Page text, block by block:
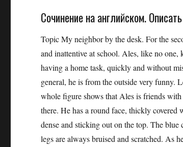
Сочинение на английском.
Topic My neighbor by the desk. For the
and inattentive at school. Ales, like no
having a home task, quickly and without
general, he is from the outside very funny.
whole figure shows that Ales is friends
there. He has a round face, thickly
dense and sticking out on the top. The blue
legs are always bruised and scratched. As